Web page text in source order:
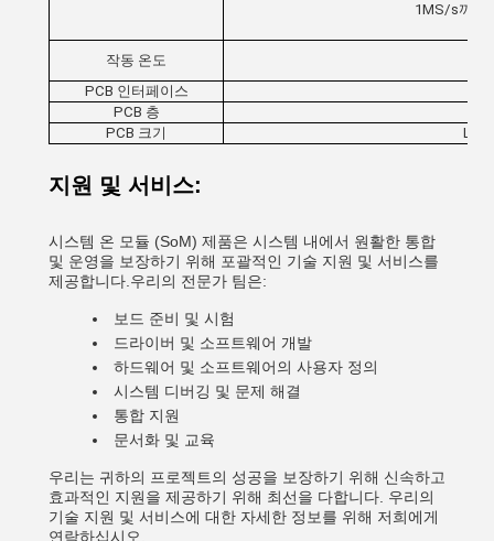
1MS/s까지
작동 온도
PCB 인터페이스
PCB 층
PCB 크기
L*
지원 및 서비스:
시스템 온 모듈 (SoM) 제품은 시스템 내에서 원활한 통합
및 운영을 보장하기 위해 포괄적인 기술 지원 및 서비스를
제공합니다.우리의 전문가 팀은:
보드 준비 및 시험
드라이버 및 소프트웨어 개발
하드웨어 및 소프트웨어의 사용자 정의
시스템 디버깅 및 문제 해결
통합 지원
문서화 및 교육
우리는 귀하의 프로젝트의 성공을 보장하기 위해 신속하고
효과적인 지원을 제공하기 위해 최선을 다합니다. 우리의
기술 지원 및 서비스에 대한 자세한 정보를 위해 저희에게
연락하십시오.